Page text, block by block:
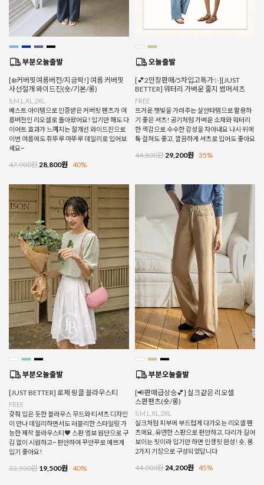
[❄️커버핏여름버전/지금딱!] 여름 커버핏
사선절개 와이드진(숏/기본/롱)
S,M,L,XL,2XL
베스트 아이템으로 인증받은 커버핏 팬츠가 여
름버전인 리오셀로 돌아왔어요! 입기만 해도 다
이어트 효과가 느껴지는 절개선 와이드진으로
이번 여름에도 휘뚜루 마뚜루 데일리로 입어보
세요~
47,900원 28,800원 40%
[💕2만장판매/5차입고특가✨][JUST
BETTER] 워터리 가벼운 줄지 썸머셔츠
FREE
뜨거운 햇빛을 가려주는 살안타템으로 활용하
기 좋은 셔츠! 공기처럼 가벼운 소재와 워터리
한 색감으로 수수한 감성을 자아내요 나시 위에
툭 걸쳐도 좋고, 깔끔하게 셔츠로 입어도 좋아요
44,800원 29,200원 35%
[JUST BETTER] 로제 링클 블라우스티
FREE
갖춰 입은 듯한 블라우스 무드와 티셔츠 디자인
이 만나 데일리하면서도 러블리한 스타일링 가
능한 제작 블라우스티♥ 스판 엠보 원단으로 구
김 없이 시원하고~ 편안하여 꾸안꾸로 예쁘게
입기 좋아요!
32,500원 19,500원 40%
[📢판매급상승💕] 실크같은 리오셀
스판팬츠(숏/롱)
S,M,L,XL,2XL
실크처럼 피부에 부드럽게 다가오는 리오셀 팬
츠에요, 유연한 스판으로 편안하고, 다리가 길어
보이는 핏이라 입기만 하면 인생핏 완성! 숏, 롱
2가지 기장으로 구성되었답니다
44,000원 24,200원 45%